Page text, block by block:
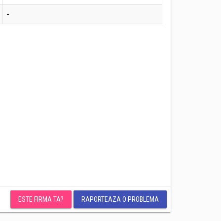
-
ESTE FIRMA TA? RAPORTEAZA O PROBLEMA